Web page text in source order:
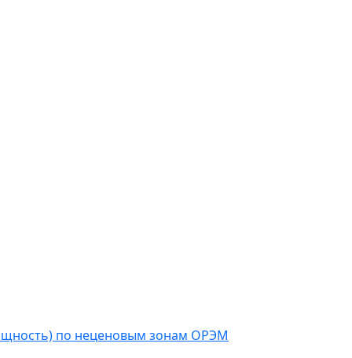
по неценовым зонам ОРЭМ